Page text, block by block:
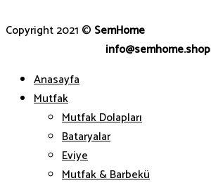
Copyright 2021 © SemHome
info@semhome.shop
Anasayfa
Mutfak
Mutfak Dolapları
Bataryalar
Eviye
Mutfak & Barbekü